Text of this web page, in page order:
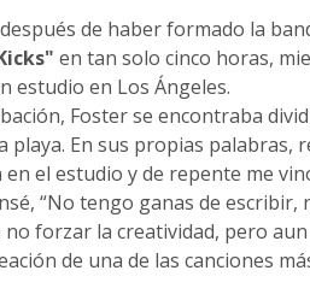
de haber formado la
en tan solo cinco horas,
estudio en Los Ángeles.
Foster se encontraba
playa. En sus propias palabras,
en el estudio y de repente me
“No tengo ganas de escribir,
no forzar la creatividad, pero
de una de las canciones